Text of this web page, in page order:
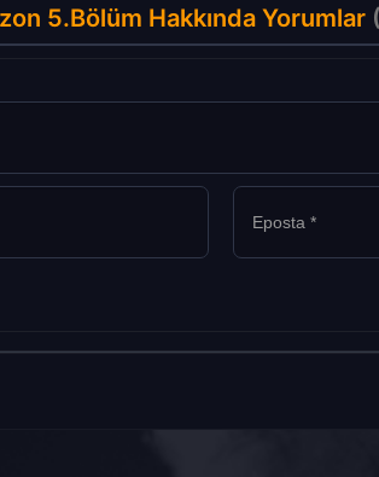
5.Bölüm Hakkında Yorumlar